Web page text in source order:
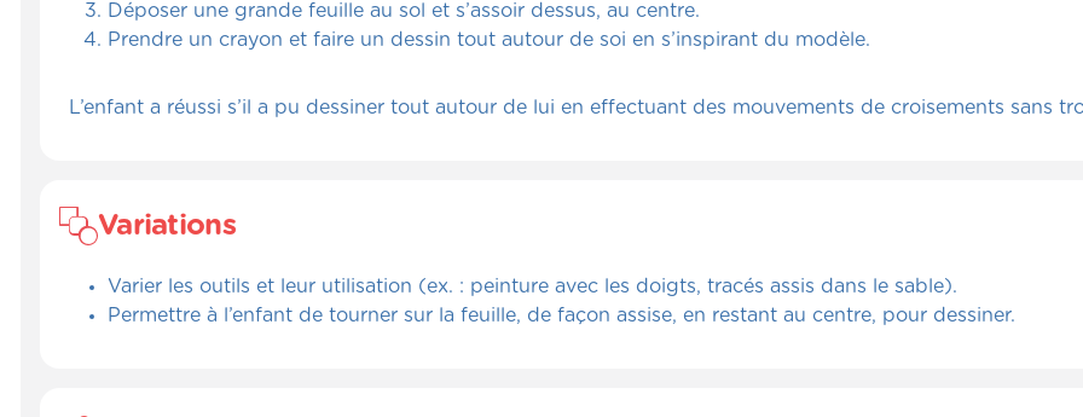
Déposer une grande feuille au sol et s’assoir dessus, au centre.
Prendre un crayon et faire un dessin tout autour de soi en s’inspirant du modèle.
L’enfant a réussi s’il a pu dessiner tout autour de lui en effectuant des mouvements de croisements sans
Variations
Varier les outils et leur utilisation (ex. : peinture avec les doigts, tracés assis dans le sable).
Permettre à l’enfant de tourner sur la feuille, de façon assise, en restant au centre, pour dessiner.